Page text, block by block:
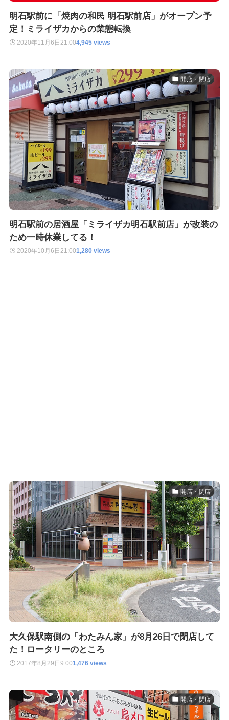
明石駅前に「焼肉の和民 明石駅前店」がオープン予
定！ミライザカからの業態転換
2020年11月6日 21:004,945 views
開店・閉店
明石駅前の居酒屋「ミライザカ明石駅前店」が改装の
ため一時休業してる！
2020年10月6日 21:001,280 views
開店・閉店
大久保駅南側の「わたみん家」が8月26日で閉店して
た！ロータリーのところ
2017年8月29日9:001,476 views
開店・閉店